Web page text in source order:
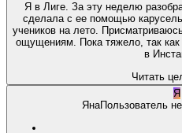
Я в Лиге. За эту неделю
сделала с ее помощью
учеников на лето.
ощущениям. Пока тяжело, так как
в
Читать
Я
ЯнаПользователь